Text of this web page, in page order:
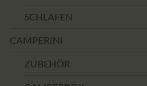
SCHLAFEN
CAMPERINI
ZUBEHÖR